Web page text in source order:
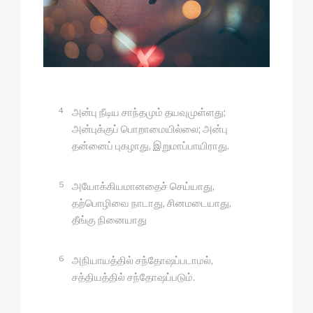
4
அன்பு நீடிய சாந்தமும் தயவுமுள்ளது;
அன்புக்குப் பொறாமையில்லை; அன்பு
தன்னைப் புகழாது, இறுமாப்பாயிராது.
5
அயோக்கியமானதைச் செய்யாது,
தற்பொழிவை நாடாது, சினமடையாது,
தீங்கு நினையாது
6
அநியாயத்தில் சந்தோஷப்படாமல்,
சத்தியத்தில் சந்தோஷப்படும்.